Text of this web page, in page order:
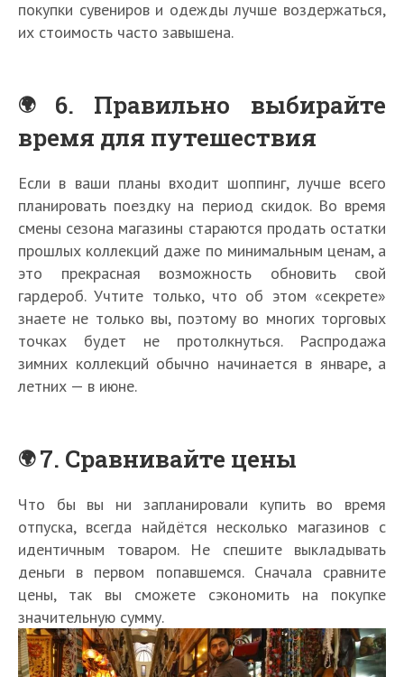
покупки сувениров и одежды лучше воздержаться,
их стоимость часто завышена.
6. Правильно выбирайте
время для путешествия
Если в ваши планы входит шоппинг, лучше всего
планировать поездку на период скидок. Во время
смены сезона магазины стараются продать остатки
прошлых коллекций даже по минимальным ценам, а
это прекрасная возможность обновить свой
гардероб. Учтите только, что об этом «секрете»
знаете не только вы, поэтому во многих торговых
точках будет не протолкнуться. Распродажа
зимних коллекций обычно начинается в январе, а
летних — в июне.
7. Сравнивайте цены
Что бы вы ни запланировали купить во время
отпуска, всегда найдётся несколько магазинов с
идентичным товаром. Не спешите выкладывать
деньги в первом попавшемся. Сначала сравните
цены, так вы сможете сэкономить на покупке
значительную сумму.